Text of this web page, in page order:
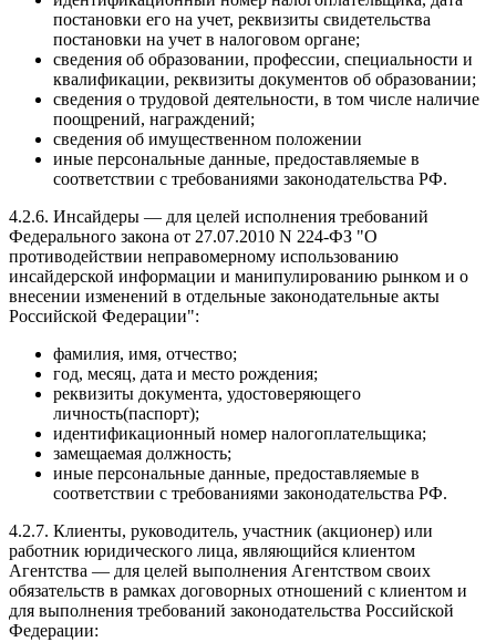
постановки его на учет, реквизиты свидетельства
постановки на учет в налоговом органе;
сведения об образовании, профессии, специальности и
квалификации, реквизиты документов об образовании;
сведения о трудовой деятельности, в том числе наличие
поощрений, награждений;
сведения об имущественном положении
иные персональные данные, предоставляемые в
соответствии с требованиями законодательства РФ.
4.2.6. Инсайдеры — для целей исполнения требований
Федерального закона от 27.07.2010 N 224-ФЗ "О
противодействии неправомерному использованию
инсайдерской информации и манипулированию рынком и о
внесении изменений в отдельные законодательные акты
Российской Федерации":
фамилия, имя, отчество;
год, месяц, дата и место рождения;
реквизиты документа, удостоверяющего
личность(паспорт);
идентификационный номер налогоплательщика;
замещаемая должность;
иные персональные данные, предоставляемые в
соответствии с требованиями законодательства РФ.
4.2.7. Клиенты, руководитель, участник (акционер) или
работник юридического лица, являющийся клиентом
Агентства — для целей выполнения Агентством своих
обязательств в рамках договорных отношений с клиентом и
для выполнения требований законодательства Российской
Федерации: